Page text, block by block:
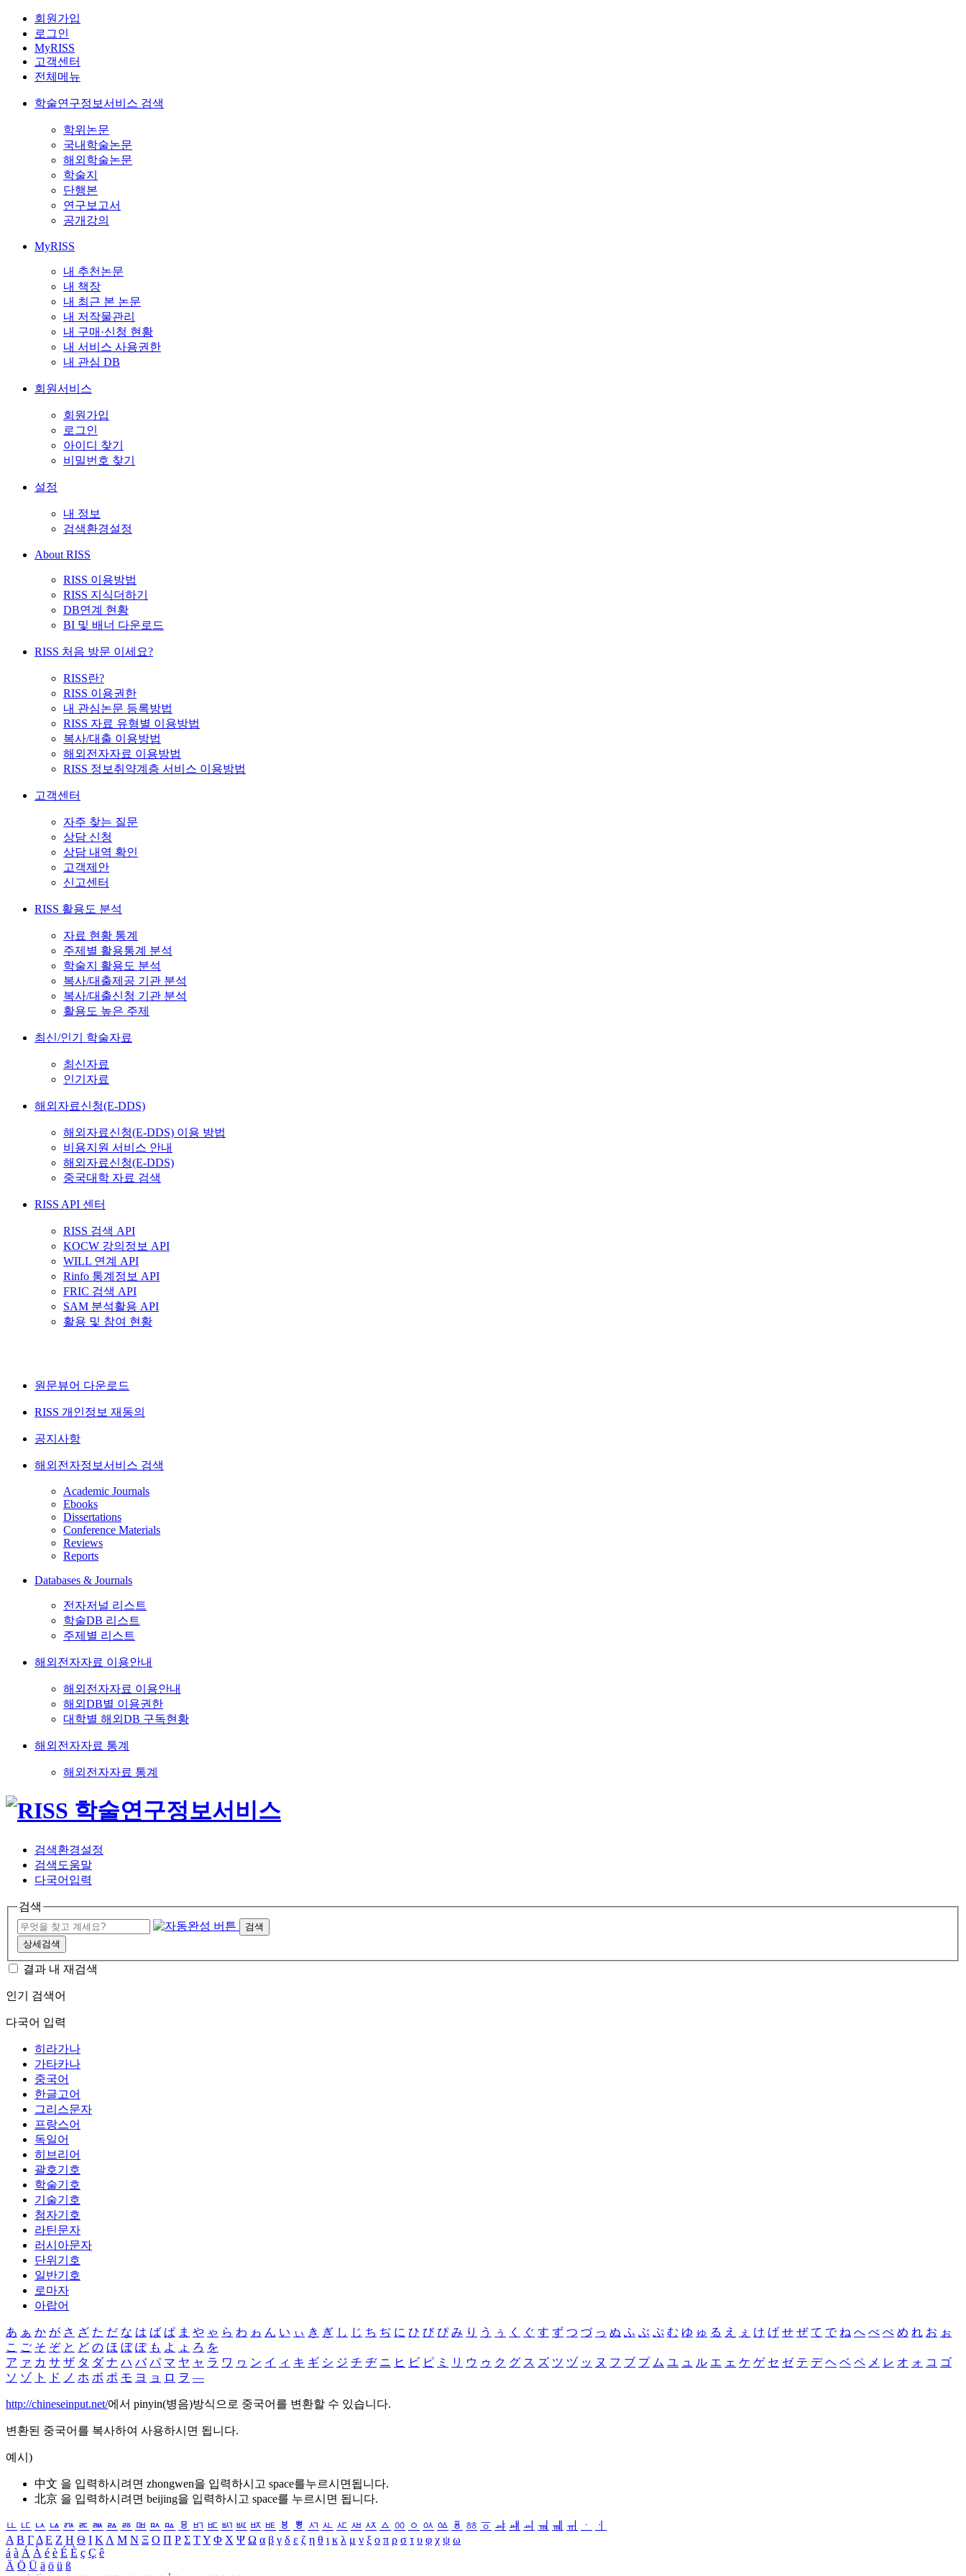
회원가입
로그인
MyRISS
고객센터
전체메뉴
학술연구정보서비스 검색
학위논문
국내학술논문
해외학술논문
학술지
단행본
연구보고서
공개강의
MyRISS
내 추천논문
내 책장
내 최근 본 논문
내 저작물관리
내 구매·신청 현황
내 서비스 사용권한
내 관심 DB
회원서비스
회원가입
로그인
아이디 찾기
비밀번호 찾기
설정
내 정보
검색환경설정
About RISS
RISS 이용방법
RISS 지식더하기
DB연계 현황
BI 및 배너 다운로드
RISS 처음 방문 이세요?
RISS란?
RISS 이용권한
내 관심논문 등록방법
RISS 자료 유형별 이용방법
복사/대출 이용방법
해외전자자료 이용방법
RISS 정보취약계층 서비스 이용방법
고객센터
자주 찾는 질문
상담 신청
상담 내역 확인
고객제안
신고센터
RISS 활용도 분석
자료 현황 통계
주제별 활용통계 분석
학술지 활용도 분석
복사/대출제공 기관 분석
복사/대출신청 기관 분석
활용도 높은 주제
최신/인기 학술자료
최신자료
인기자료
해외자료신청(E-DDS)
해외자료신청(E-DDS) 이용 방법
비용지원 서비스 안내
해외자료신청(E-DDS)
중국대학 자료 검색
RISS API 센터
RISS 검색 API
KOCW 강의정보 API
WILL 연계 API
Rinfo 통계정보 API
FRIC 검색 API
SAM 분석활용 API
활용 및 참여 현황
원문뷰어 다운로드
RISS 개인정보 재동의
공지사항
해외전자정보서비스 검색
Academic Journals
Ebooks
Dissertations
Conference Materials
Reviews
Reports
Databases & Journals
전자저널 리스트
학술DB 리스트
주제별 리스트
해외전자자료 이용안내
해외전자자료 이용안내
해외DB별 이용권한
대학별 해외DB 구독현황
해외전자자료 통계
해외전자자료 통계
검색환경설정
검색도움말
다국어입력
검색
검색
상세검색
결과 내 재검색
인기 검색어
다국어 입력
히라가나
가타카나
중국어
한글고어
그리스문자
프랑스어
독일어
히브리어
괄호기호
학술기호
기술기호
첨자기호
라틴문자
러시아문자
단위기호
일반기호
로마자
아랍어
あ ぁ か が さ ざ た だ な は ば ぱ ま や ゃ ら わ ゎ ん い ぃ き ぎ し じ ち ぢ に ひ び ぴ み り う ぅ く ぐ す ず つ づ っ ぬ ふ ぶ ぷ む ゆ ゅ る え ぇ け げ せ ぜ て で ね へ べ ぺ め れ お ぉ
こ ご そ ぞ と ど の ほ ぼ ぽ も よ ょ ろ を
ア ァ カ サ ザ タ ダ ナ ハ バ パ マ ヤ ャ ラ ワ ヮ ン イ ィ キ ギ シ ジ チ ヂ ニ ヒ ビ ピ ミ リ ウ ゥ ク グ ス ズ ツ ヅ ッ ヌ フ ブ プ ム ユ ュ ル エ ェ ケ ゲ セ ゼ テ デ ヘ ベ ペ メ レ オ ォ コ ゴ
ソ ゾ ト ド ノ ホ ボ ポ モ ヨ ョ ロ ヲ ―
http://chineseinput.net/에서 pinyin(병음)방식으로 중국어를 변환할 수 있습니다.
변환된 중국어를 복사하여 사용하시면 됩니다.
예시)
中文 을 입력하시려면 zhongwen을 입력하시고 space를누르시면됩니다.
北京 을 입력하시려면 beijing을 입력하시고 space를 누르시면 됩니다.
ㅥ ㅦ ㅧ ㅨ ㅩ ㅪ ㅫ ㅬ ㅭ ㅮ ㅯ ㅰ ㅱ ㅲ ㅳ ㅴ ㅵ ㅶ ㅷ ㅸ ㅹ ㅺ ㅻ ㅼ ㅽ ㅾ ㅿ ㆀ ㆁ ㆂ ㆃ ㆄ ㆅ ㆆ ㆇ ㆈ ㆉ ㆊ ㆋ ㆌ ㆍ
ㆎ
Α Β ΓΔ Ε Ζ Η Θ Ι ΚΛ Μ Ν Ξ Ο Π Ρ Σ ΤΥ Φ Χ Ψ Ω α β γ δ ε ζ η θ ι κ λ μ ν ξ ο π ρ σ τ υ φ χ ψ ω
á à Á À é è É È ç Ç ê
Ä Ö Ü ä ö ü ß